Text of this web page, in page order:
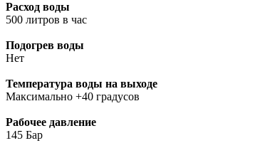
Расход воды
500 литров в час
Подогрев воды
Нет
Температура воды на выходе
Максимально +40 градусов
Рабочее давление
145 Бар